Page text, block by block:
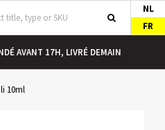
NL
FR
AVANT 17H, LIVRÉ DEMAIN
10ml